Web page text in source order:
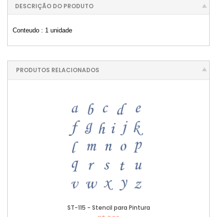
DESCRIÇÃO DO PRODUTO
Conteudo : 1 unidade
PRODUTOS RELACIONADOS
ST-115 - Stencil para Pintura